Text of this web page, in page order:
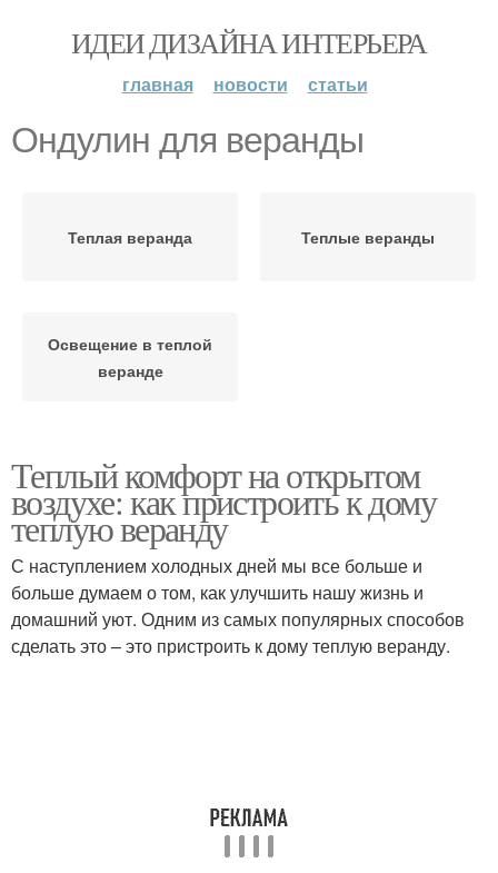
ИДЕИ ДИЗАЙНА ИНТЕРЬЕРА
главная новости статьи
Ондулин для веранды
Теплая веранда Теплые веранды
Освещение в теплой
веранде
Теплый комфорт на открытом
воздухе: как пристроить к дому
теплую веранду
С наступлением холодных дней мы все больше и
больше думаем о том, как улучшить нашу жизнь и
домашний уют. Одним из самых популярных способов
сделать это – это пристроить к дому теплую веранду.